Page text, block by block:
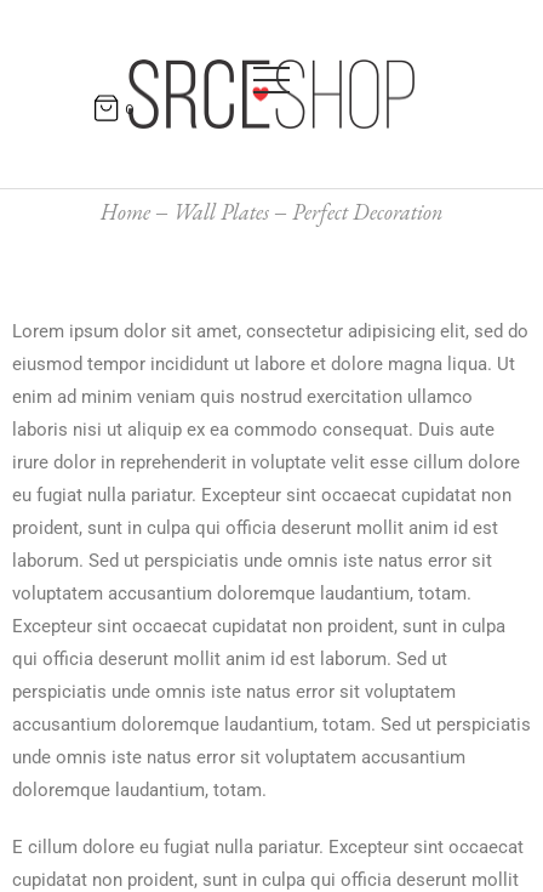
0
Home Wall Plates Perfect Decoration
Lorem ipsum dolor sit amet, consectetur adipisicing elit, sed do
eiusmod tempor incididunt ut labore et dolore magna liqua. Ut
enim ad minim veniam quis nostrud exercitation ullamco
laboris nisi ut aliquip ex ea commodo consequat. Duis aute
irure dolor in reprehenderit in voluptate velit esse cillum dolore
eu fugiat nulla pariatur. Excepteur sint occaecat cupidatat non
proident, sunt in culpa qui officia deserunt mollit anim id est
laborum. Sed ut perspiciatis unde omnis iste natus error sit
voluptatem accusantium doloremque laudantium, totam.
Excepteur sint occaecat cupidatat non proident, sunt in culpa
qui officia deserunt mollit anim id est laborum. Sed ut
perspiciatis unde omnis iste natus error sit voluptatem
accusantium doloremque laudantium, totam. Sed ut perspiciatis
unde omnis iste natus error sit voluptatem accusantium
doloremque laudantium, totam.
E cillum dolore eu fugiat nulla pariatur. Excepteur sint occaecat
cupidatat non proident, sunt in culpa qui officia deserunt mollit